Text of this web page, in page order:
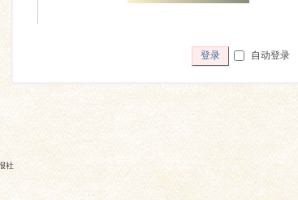
登录 自动登录
社